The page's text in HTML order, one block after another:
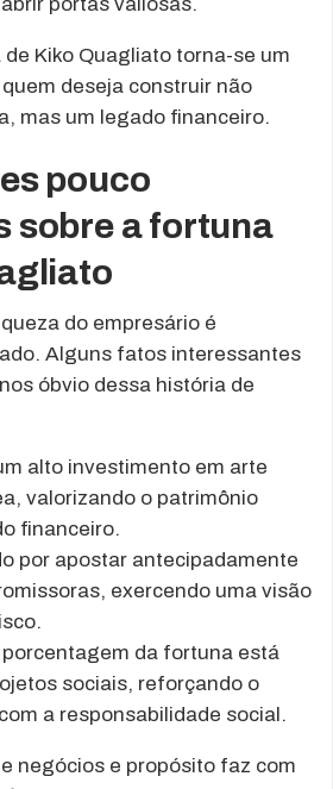
Kiko Quagliato torna-se um
deseja construir não
mas um legado financeiro.
pouco
sobre a fortuna
do empresário é
Alguns fatos interessantes
óbvio dessa história de
alto investimento em arte
valorizando o patrimônio
financeiro.
por apostar antecipadamente
exercendo uma visão
da fortuna está
sociais, reforçando o
a responsabilidade social.
negócios e propósito faz com